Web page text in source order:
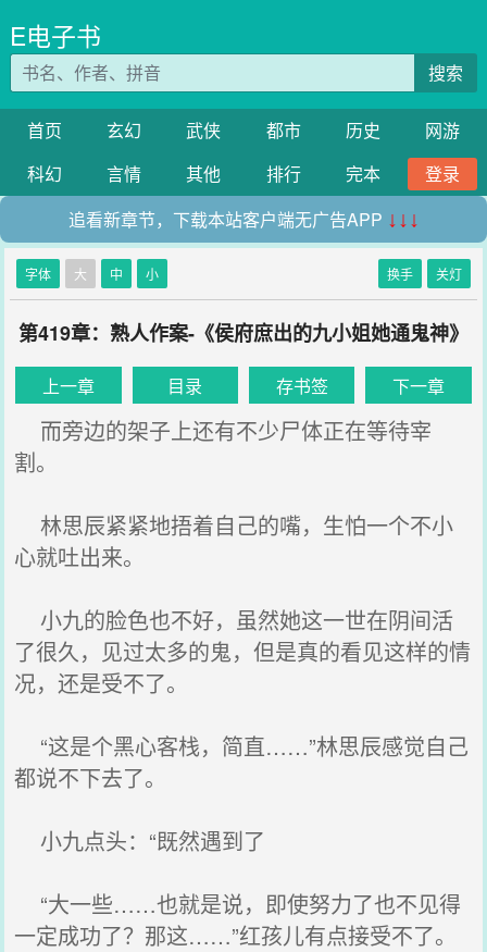
E电子书
搜索
首页 玄幻 武侠 都市 历史
网游
科幻
言情 其他 排行 完本
登录
追看新章节，下载本站客户端无广告APP ↓↓↓
字体 大 中 小 换手 关灯
第419章：熟人作案-《侯府庶出的九小姐她通鬼神》
上一章 目录 存书签 下一章
而旁边的架子上还有不少尸体正在等待宰
割。
林思辰紧紧地捂着自己的嘴，生怕一个不小
心就吐出来。
小九的脸色也不好，虽然她这一世在阴间活
了很久，见过太多的鬼，但是真的看见这样的情
况，还是受不了。
“这是个黑心客栈，简直……”林思辰感觉自己
都说不下去了。
小九点头：“既然遇到了
“大一些……也就是说，即使努力了也不见得
一定成功了？那这……”红孩儿有点接受不了。